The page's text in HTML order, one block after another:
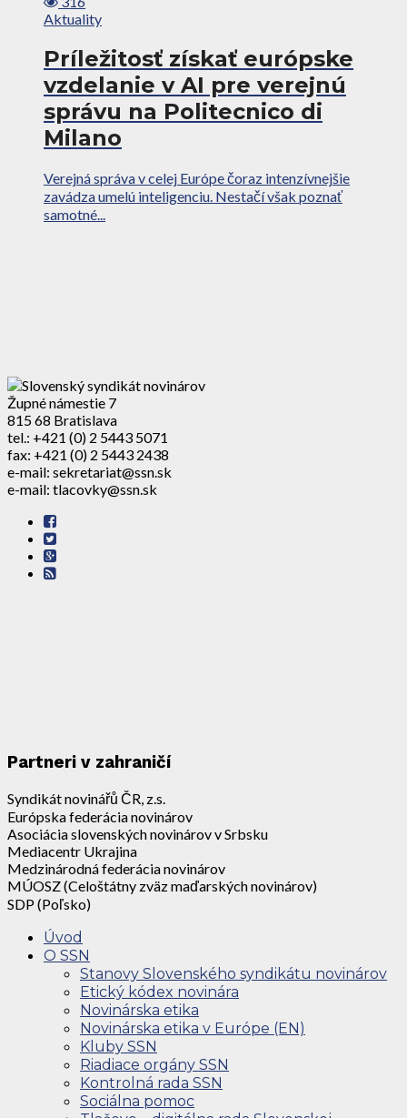
Aktuality
Príležitosť získať európske
vzdelanie v AI pre verejnú
správu na Politecnico di
Milano
Verejná správa v celej Európe čoraz intenzívnejšie
zavádza umelú inteligenciu. Nestačí však poznať
samotné...
Župné námestie 7
815 68 Bratislava
tel.: +421 (0) 2 5443 5071
fax: +421 (0) 2 5443 2438
e-mail: sekretariat@ssn.sk
e-mail: tlacovky@ssn.sk
Partneri v zahraničí
Syndikát novinářů ČR, z.s.
Európska federácia novinárov
Asociácia slovenských novinárov v Srbsku
Mediacentr Ukrajina
Medzinárodná federácia novinárov
MÚOSZ (Celoštátny zväz maďarských novinárov)
SDP (Poľsko)
Úvod
O SSN
Stanovy Slovenského syndikátu novinárov
Etický kódex novinára
Novinárska etika
Novinárska etika v Európe (EN)
Kluby SSN
Riadiace orgány SSN
Kontrolná rada SSN
Sociálna pomoc